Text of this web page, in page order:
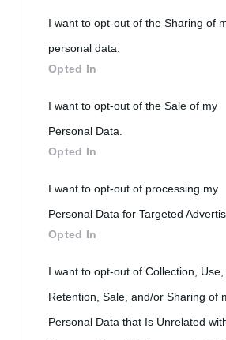
personal information by third parties on
downstream participants.
This information may also be disclosed
on the IAB’s List of Downstream
disclose it to other third parties.
Please note that this website/app uses
services and may gather and store
not limited to your visit or usage
grant or deny consent to Google and its
use your data for below specified
consent section.
I want to opt-out of the Sharing of
personal data.
Opted In
I want to opt-out of the Sale of my
Personal Data.
Opted In
I want to opt-out of processing my
Personal Data for Targeted
Opted In
I want to opt-out of Collection, Use,
Retention, Sale, and/or Sharing of
Personal Data that Is Unrelated